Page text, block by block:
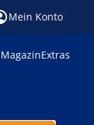
Mein Konto
MagazinExtras